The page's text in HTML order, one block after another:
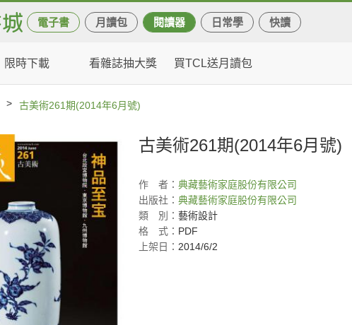
電子書 月讀包 閱讀器 日常學 快讀
限時下載 看雜誌抽大獎 買TCL送月讀包
> 古美術261期(2014年6月號)
古美術261期(2014年6月號)
作 者： 典藏藝術家庭股份有限公司
出版社： 典藏藝術家庭股份有限公司
類
別： 藝術設計
格
式： PDF
上架日： 2014/6/2